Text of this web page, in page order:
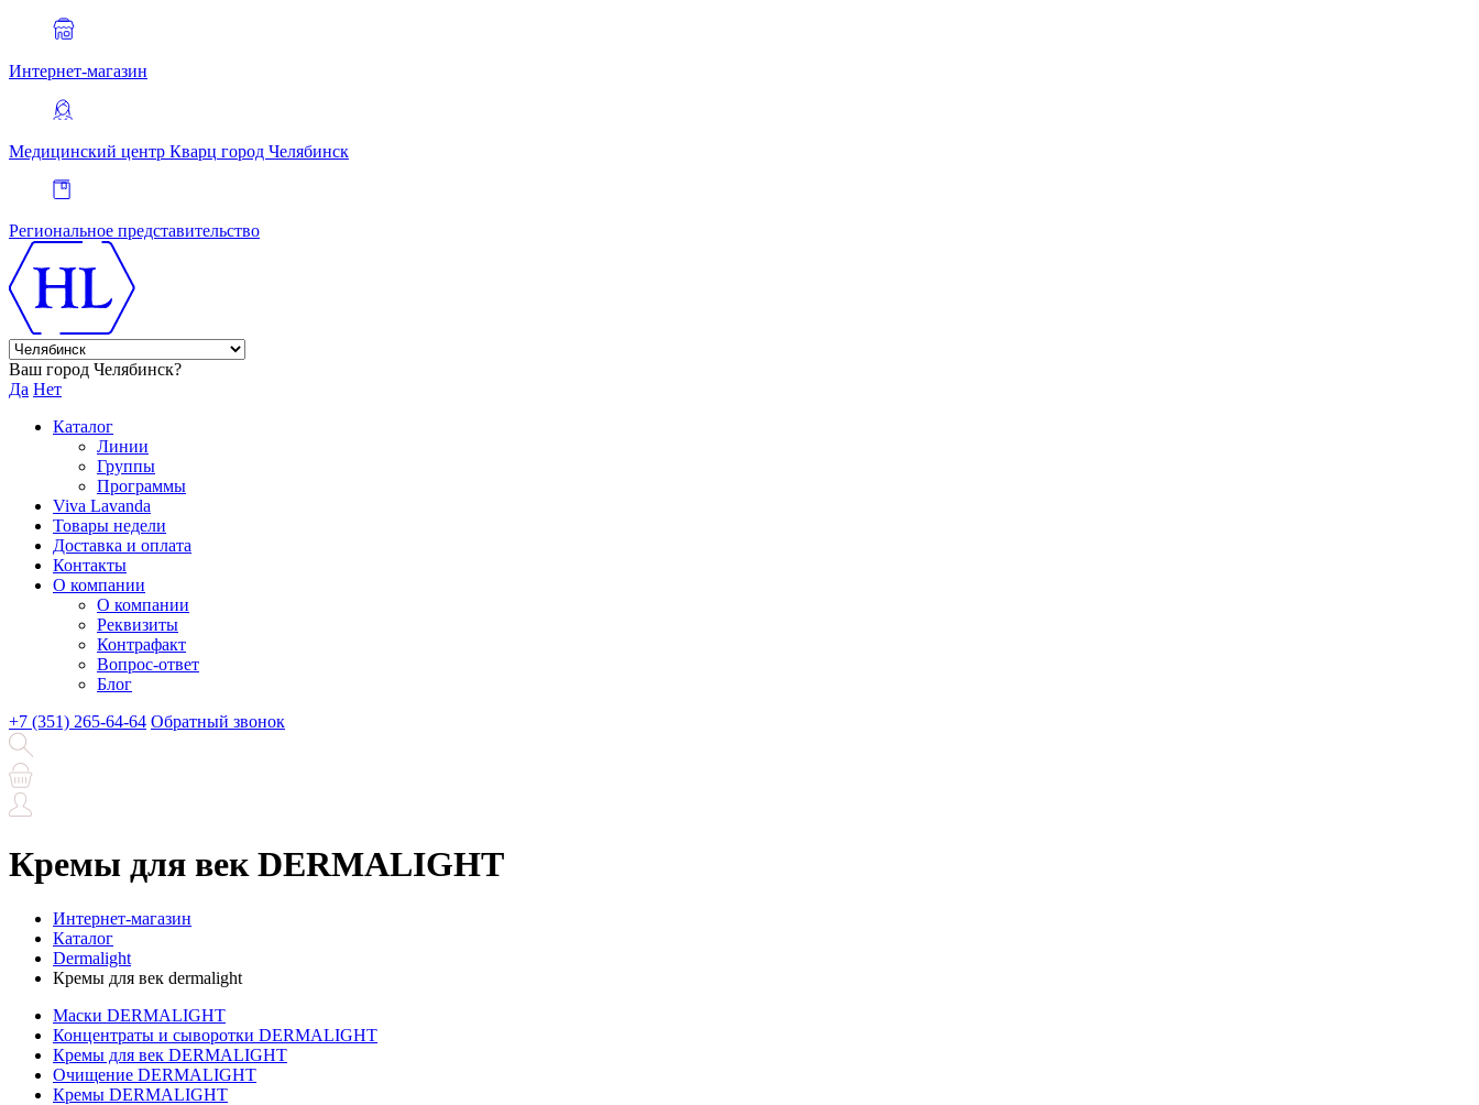
Интернет-магазин
Медицинский центр Кварц город Челябинск
Региональное представительство
Ваш город Челябинск?
Да Нет
Каталог
Линии
Группы
Программы
Viva Lavanda
Товары недели
Доставка и оплата
Контакты
О компании
О компании
Реквизиты
Контрафакт
Вопрос-ответ
Блог
+7 (351) 265-64-64 Обратный звонок
Кремы для век DERMALIGHT
Интернет-магазин
Каталог
Dermalight
Кремы для век dermalight
Маски DERMALIGHT
Концентраты и сыворотки DERMALIGHT
Кремы для век DERMALIGHT
Очищение DERMALIGHT
Кремы DERMALIGHT